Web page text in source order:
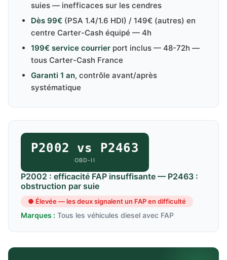
suies — inefficaces sur les cendres
Dès 99€ (PSA 1.4/1.6 HDI) / 149€ (autres) en
centre Carter-Cash équipé — 4h
199€ service courrier port inclus — 48-72h —
tous Carter-Cash France
Garanti 1 an, contrôle avant/après
systématique
P2002 vs P2463
OBD-II
P2002 : efficacité FAP insuffisante — P2463 :
obstruction par suie
● Élevée — les deux signalent un FAP en difficulté
Marques : Tous les véhicules diesel avec FAP